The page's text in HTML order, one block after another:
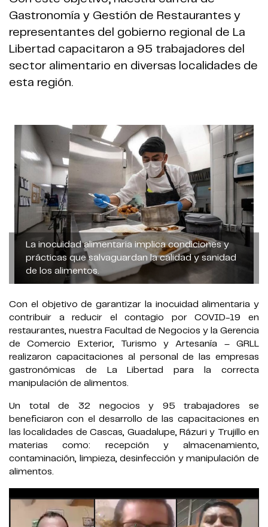
Gastronomía y Gestión de Restaurantes y
representantes del gobierno regional de La
Libertad capacitaron a 95 trabajadores del
sector alimentario en diversas localidades de
esta región.
La inocuidad alimentaria implica condiciones y
prácticas que salvaguardan la calidad y sanidad
de los alimentos.
Con el objetivo de garantizar la inocuidad alimentaria y
contribuir a reducir el contagio por COVID-19 en
restaurantes, nuestra Facultad de Negocios y la Gerencia
de Comercio Exterior, Turismo y Artesanía – GRLL
realizaron capacitaciones al personal de las empresas
gastronómicas de La Libertad para la correcta
manipulación de alimentos.
Un total de 32 negocios y 95 trabajadores se
beneficiaron con el desarrollo de las capacitaciones en
las localidades de Cascas, Guadalupe, Rázuri y Trujillo en
materias como: recepción y almacenamiento,
contaminación, limpieza, desinfección y manipulación de
alimentos.